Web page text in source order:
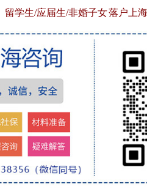
留学生/应届生/非婚子女 落户上